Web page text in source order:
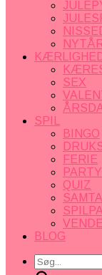
SEX
SPIL
BINGO
FERIE
QUIZ
BLOG